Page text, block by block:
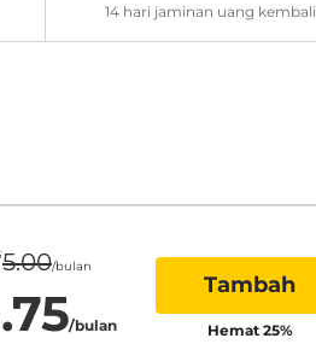
14 hari jaminan uang kembali
5.00/bulan
/bulan
Tambah
Hemat 25%